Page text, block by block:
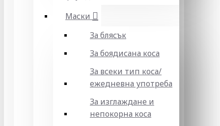
Маски
За блясък
За боядисана коса
За всеки тип коса/
ежедневна употреба
За изглаждане и
непокорна коса